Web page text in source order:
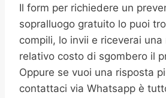
Il form per richiedere un
sopralluogo gratuito lo puoi
compili, lo invii e riceverai
relativo costo di sgombero il
Oppure se vuoi una risposta
contattaci via Whatsapp è